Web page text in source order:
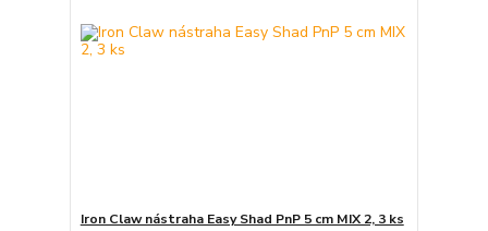
Iron Claw nástraha Easy Shad PnP 5 cm MIX 2, 3 ks